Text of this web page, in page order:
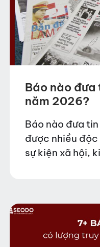
Báo nào đưa
năm 2026?
Báo nào đưa
được nhiều
sự kiện xã hội,